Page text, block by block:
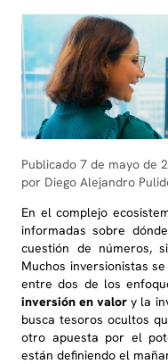
Publicado 7 de mayo de
por Diego Alejandro
En el complejo
informadas sobre
cuestión de números,
Muchos inversionistas
entre dos de los
inversión en valory la
busca tesoros ocultos
otro apuesta por el
están definiendo el
.
derecho
9.
música
10. marketing